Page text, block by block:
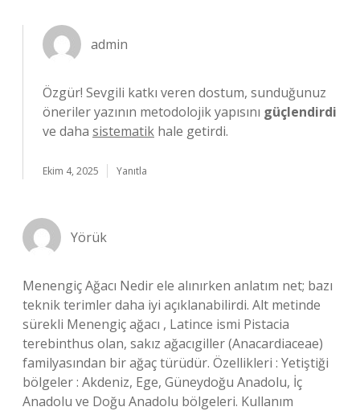
admin
Özgür! Sevgili katkı veren dostum, sunduğunuz
öneriler yazının metodolojik yapısını güçlendirdi
ve daha sistematik hale getirdi.
Ekim 4, 2025 Yanıtla
Yörük
Menengiç Ağacı Nedir ele alınırken anlatım net; bazı
teknik terimler daha iyi açıklanabilirdi. Alt metinde
sürekli Menengiç ağacı , Latince ismi Pistacia
terebinthus olan, sakız ağacıgiller (Anacardiaceae)
familyasından bir ağaç türüdür. Özellikleri : Yetiştiği
bölgeler : Akdeniz, Ege, Güneydoğu Anadolu, İç
Anadolu ve Doğu Anadolu bölgeleri. Kullanım